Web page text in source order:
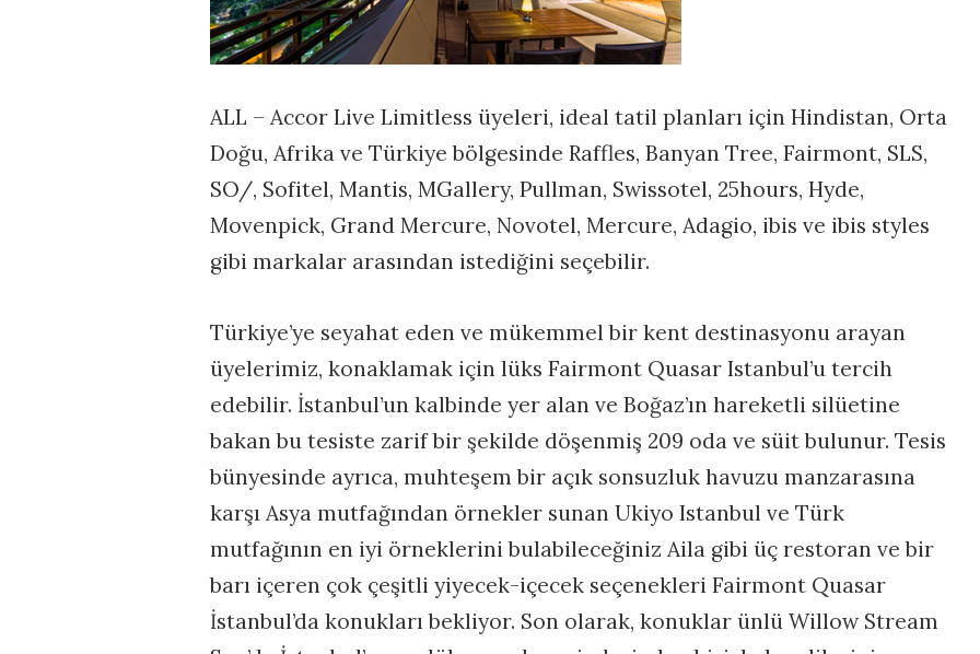
ALL – Accor Live Limitless üyeleri, ideal tatil planları için Hindistan, Orta
Doğu, Afrika ve Türkiye bölgesinde Raffles, Banyan Tree, Fairmont, SLS,
SO/, Sofitel, Mantis, MGallery, Pullman, Swissotel, 25hours, Hyde,
Movenpick, Grand Mercure, Novotel, Mercure, Adagio, ibis ve ibis styles
gibi markalar arasından istediğini seçebilir.
Türkiye’ye seyahat eden ve mükemmel bir kent destinasyonu arayan
üyelerimiz, konaklamak için lüks Fairmont Quasar Istanbul’u tercih
edebilir. İstanbul’un kalbinde yer alan ve Boğaz’ın hareketli silüetine
bakan bu tesiste zarif bir şekilde döşenmiş 209 oda ve süit bulunur. Tesis
bünyesinde ayrıca, muhteşem bir açık sonsuzluk havuzu manzarasına
karşı Asya mutfağından örnekler sunan Ukiyo Istanbul ve Türk
mutfağının en iyi örneklerini bulabileceğiniz Aila gibi üç restoran ve bir
barı içeren çok çeşitli yiyecek-içecek seçenekleri Fairmont Quasar
İstanbul’da konukları bekliyor. Son olarak, konuklar ünlü Willow Stream